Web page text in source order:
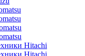
Hitachi
Hitachi